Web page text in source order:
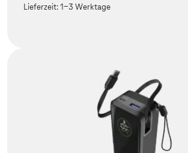
Lieferzeit:1-3 Werktage